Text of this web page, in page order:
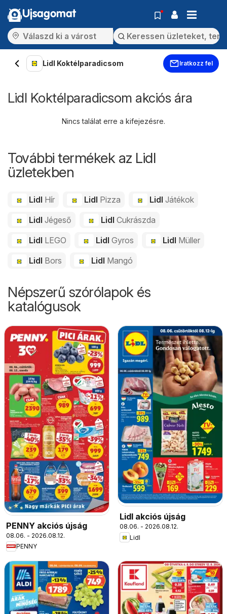
Ujsagomat
Lidl Koktélparadicsom Iratkozz fel
Lidl Koktélparadicsom akciós ára
Nincs találat erre a kifejezésre.
További termékek az Lidl
üzletekben
Lidl Hír Lidl Pizza LidlJátékok
Lidl Jégeső Lidl Cukrászda
Lidl LEGO Lidl Gyros Lidl Müller
Lidl Bors Lidl Mangó
Népszerű szórólapok és
katalógusok
PENNY akciós újság
08.06. - 2026.08.12.
PENNY
Lidl akciós újság
08.06. - 2026.08.12.
Lidl